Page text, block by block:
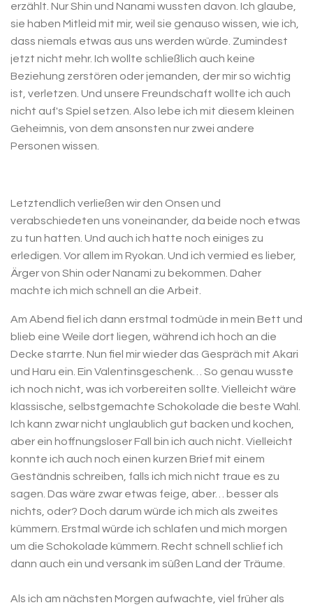
erzählt. Nur Shin und Nanami wussten davon. Ich glaube,
sie haben Mitleid mit mir, weil sie genauso wissen, wie ich,
dass niemals etwas aus uns werden würde. Zumindest
jetzt nicht mehr. Ich wollte schließlich auch keine
Beziehung zerstören oder jemanden, der mir so wichtig
ist, verletzen. Und unsere Freundschaft wollte ich auch
nicht auf's Spiel setzen. Also lebe ich mit diesem kleinen
Geheimnis, von dem ansonsten nur zwei andere
Personen wissen.
Letztendlich verließen wir den Onsen und
verabschiedeten uns voneinander, da beide noch etwas
zu tun hatten. Und auch ich hatte noch einiges zu
erledigen. Vor allem im Ryokan. Und ich vermied es lieber,
Ärger von Shin oder Nanami zu bekommen. Daher
machte ich mich schnell an die Arbeit.
Am Abend fiel ich dann erstmal todmüde in mein Bett und
blieb eine Weile dort liegen, während ich hoch an die
Decke starrte. Nun fiel mir wieder das Gespräch mit Akari
und Haru ein. Ein Valentinsgeschenk… So genau wusste
ich noch nicht, was ich vorbereiten sollte. Vielleicht wäre
klassische, selbstgemachte Schokolade die beste Wahl.
Ich kann zwar nicht unglaublich gut backen und kochen,
aber ein hoffnungsloser Fall bin ich auch nicht. Vielleicht
konnte ich auch noch einen kurzen Brief mit einem
Geständnis schreiben, falls ich mich nicht traue es zu
sagen. Das wäre zwar etwas feige, aber… besser als
nichts, oder? Doch darum würde ich mich als zweites
kümmern. Erstmal würde ich schlafen und mich morgen
um die Schokolade kümmern. Recht schnell schlief ich
dann auch ein und versank im süßen Land der Träume.
Als ich am nächsten Morgen aufwachte, viel früher als